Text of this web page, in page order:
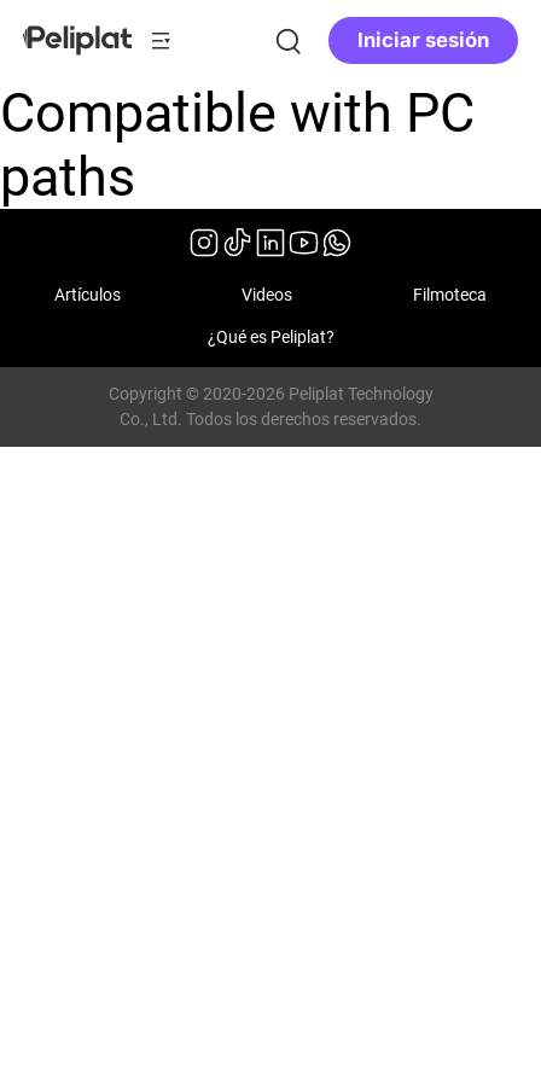
Iniciar sesión
Compatible with PC
paths
Artículos Videos Filmoteca
¿Qué es Peliplat?
Copyright © 2020-2026 Peliplat Technology
Co., Ltd. Todos los derechos reservados.